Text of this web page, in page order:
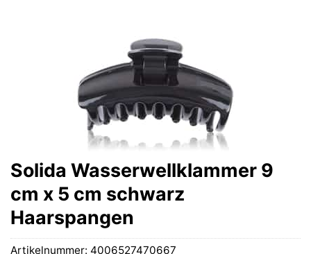
Solida Wasserwellklammer 9
cm x 5 cm schwarz
Haarspangen
Artikelnummer: 4006527470667